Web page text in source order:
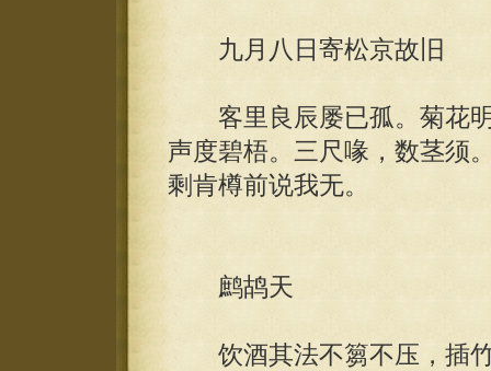
九月八日寄松京故旧
客里良辰屡已孤。菊花明
声度碧梧。三尺喙，数茎须
剩肯樽前说我无。
鹧鸪天
饮酒其法不篘不压，插竹